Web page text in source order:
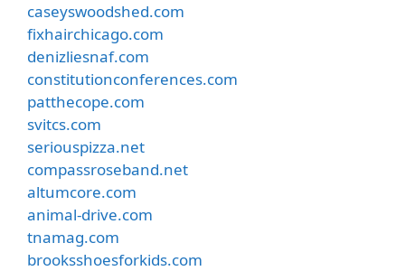
caseyswoodshed.com
fixhairchicago.com
denizliesnaf.com
constitutionconferences.com
patthecope.com
svitcs.com
seriouspizza.net
compassroseband.net
altumcore.com
animal-drive.com
tnamag.com
brooksshoesforkids.com